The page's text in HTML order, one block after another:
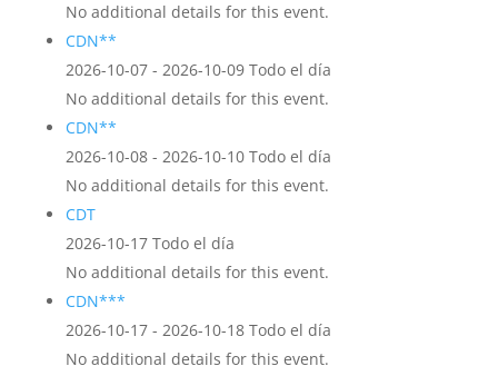
No additional details for this event.
CDN**
2026-10-07 - 2026-10-09 Todo el día
No additional details for this event.
CDN**
2026-10-08 - 2026-10-10 Todo el día
No additional details for this event.
CDT
2026-10-17 Todo el día
No additional details for this event.
CDN***
2026-10-17 - 2026-10-18 Todo el día
No additional details for this event.